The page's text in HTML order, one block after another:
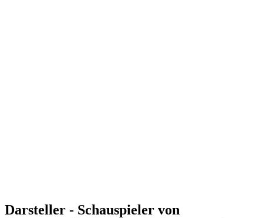
Darsteller - Schauspieler von